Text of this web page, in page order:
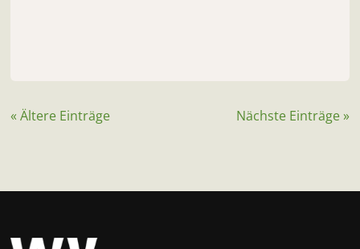
« Ältere Einträge Nächste Einträge »